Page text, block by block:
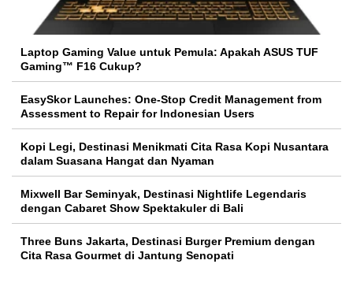
Laptop Gaming Value untuk Pemula: Apakah ASUS TUF
Gaming™ F16 Cukup?
EasySkor Launches: One-Stop Credit Management from
Assessment to Repair for Indonesian Users
Kopi Legi, Destinasi Menikmati Cita Rasa Kopi Nusantara
dalam Suasana Hangat dan Nyaman
Mixwell Bar Seminyak, Destinasi Nightlife Legendaris
dengan Cabaret Show Spektakuler di Bali
Three Buns Jakarta, Destinasi Burger Premium dengan
Cita Rasa Gourmet di Jantung Senopati